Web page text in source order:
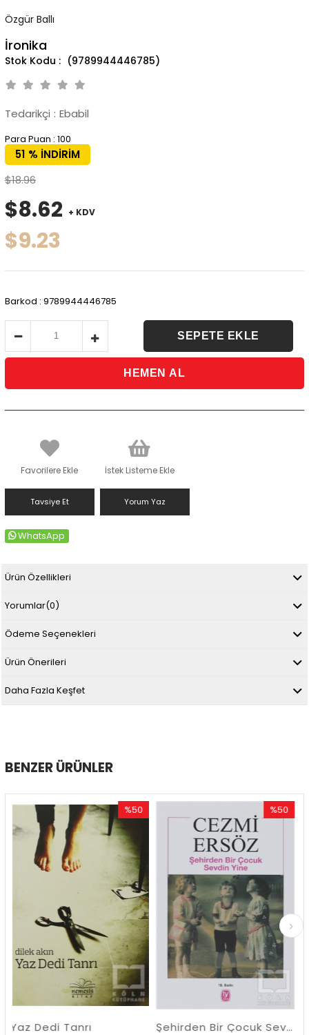
Özgür Ballı
İronika
(9789944446785)
Tedarikçi : Ebabil
Para Puan : 100
%
51
İNDIRIM
$18.96
$8.62 + KDV
$9.23
Barkod : 9789944446785
Favorilere Ekle İstek Listeme Ekle
Tavsiye Et Yorum Yaz
WhatsApp
Ürün Özellikleri
Yorumlar(0)
Ödeme Seçenekleri
Ürün Önerileri
Daha Fazla Keşfet
BENZER ÜRÜNLER
Tanrı
%50
İndirim
%50İndirim
Şehirden Bir Çocuk Sevdin Yine
İndirim
%50İndirim